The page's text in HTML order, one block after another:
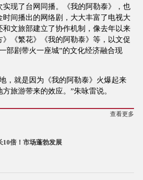
实现了台网同播。《我的阿勒泰》，也
间播出的网络剧，大大丰富了电视大
和文旅部建立了协作机制，像去年以来
《繁花》《我的阿勒泰》等，以文促
部剧带火一座城”的文化经济融合现
，就是因为《我的阿勒泰》火爆起来
旅游带来的效应。”朱咏雷说。
查看更多
10倍！市场蓬勃发展